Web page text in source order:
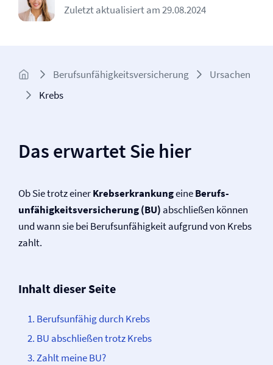
Zuletzt aktualisiert am29.08.2024
Berufs­unfähigkeits­­versicherung
Ursachen
Krebs
Das erwartet Sie hier
Ob Sie trotz einerKrebserkrankungeineBerufs­
unfähigkeits­versicherung (BU) abschließen können
und wann sie bei Berufs­unfähigkeit aufgrund von Krebs
zahlt.
Inhalt dieser Seite
Berufsunfähig durch Krebs
BU abschließen trotz Krebs
Zahlt meine BU?